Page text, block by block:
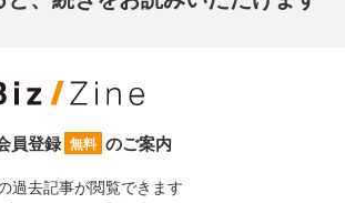
員登録 無料 のご案内
過去記事が閲覧できます